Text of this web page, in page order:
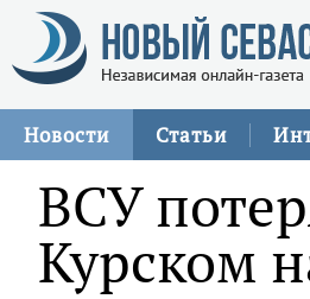
Новости Статьи
ВСУ
Курском